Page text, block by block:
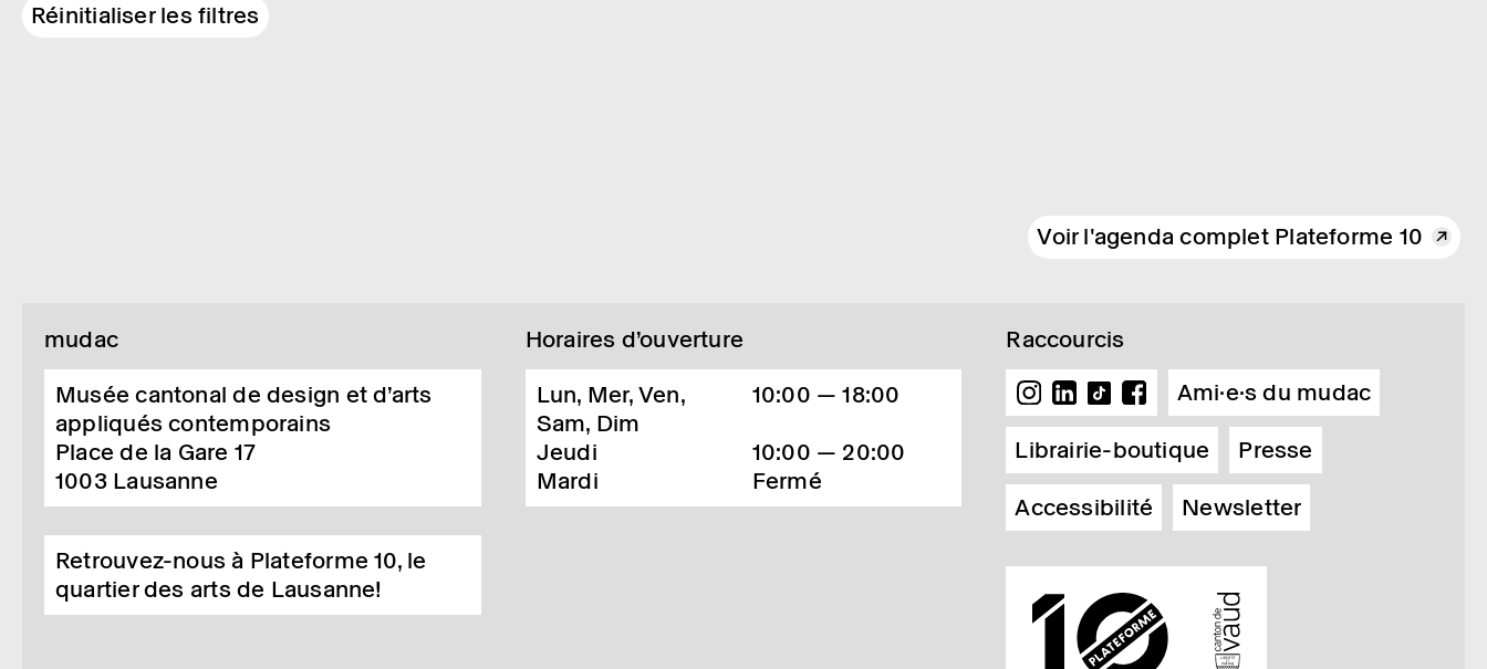
Réinitialiser les filtres
Voir l'agenda complet Plateforme 10
mudac
Musée cantonal de design et d’arts
appliqués contemporains
Place de la Gare 17
1003 Lausanne
Retrouvez-nous à Plateforme 10, le
quartier des arts de Lausanne!
Horaires d’ouverture
Lun, Mer, Ven,
Sam, Dim
10:00 — 18:00
Jeudi
10:00 — 20:00
Mardi
Fermé
Raccourcis
Ami·e·s du mudac
Librairie-boutique
Presse
Accessibilité
Newsletter